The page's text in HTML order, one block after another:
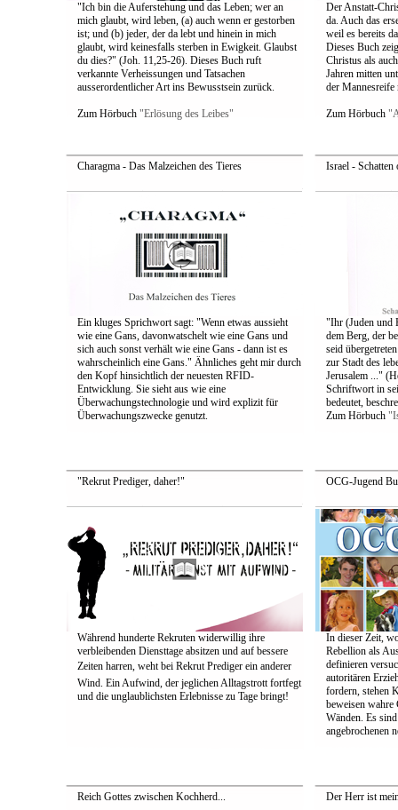
"Ich bin die Auferstehung und das Leben; wer an
mich glaubt, wird leben, (a) auch wenn er gestorben
ist; und (b) jeder, der da lebt und hinein in mich
glaubt, wird keinesfalls sterben in Ewigkeit. Glaubst
du dies?" (Joh. 11,25-26). Dieses Buch ruft
verkannte Verheissungen und Tatsachen
ausserordentlicher Art ins Bewusstsein zurück.
Zum Hörbuch "Erlösung des Leibes"
Der Anstatt-
da. Auch das
weil es bereits
Dieses Buch
Christus als
Jahren mitten
der Mannesreife
Zum Hörbuch
Charagma - Das Malzeichen des Tieres
Ein kluges Sprichwort sagt: "Wenn etwas aussieht
wie eine Gans, davonwatschelt wie eine Gans und
sich auch sonst verhält wie eine Gans - dann ist es
wahrscheinlich eine Gans." Ähnliches geht mir durch
den Kopf hinsichtlich der neuesten RFID-
Entwicklung. Sie sieht aus wie eine
Überwachungstechnologie und wird explizit für
Überwachungszwecke genutzt.
Israel -
"Ihr (Juden und
dem Berg, der
seid
zur Stadt des
Jerusalem ..."
Schriftwort in
bedeutet,
Zum Hörbuch
"Rekrut Prediger, daher!"
Während hunderte Rekruten widerwillig ihre
verbleibenden Diensttage absitzen und auf bessere
Zeiten harren, weht bei Rekrut Prediger ein anderer
Wind. Ein Aufwind, der jeglichen Alltagstrott fortfegt
und die unglaublichsten Erlebnisse zu Tage bringt!
OCG-Jugend
In dieser Zeit,
Rebellion als
definieren
autoritären
fordern, stehen
beweisen wahre
Wänden. Es
angebrochenen
Reich Gottes zwischen Kochherd... Der Herr ist